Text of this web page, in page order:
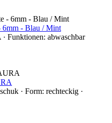
6mm - Blau / Mint
Funktionen: abwaschbar
· Form: rechteckig ·